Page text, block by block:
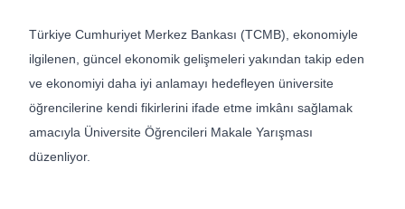
Türkiye Cumhuriyet Merkez Bankası (TCMB), ekonomiyle
ilgilenen, güncel ekonomik gelişmeleri yakından takip eden
ve ekonomiyi daha iyi anlamayı hedefleyen üniversite
öğrencilerine kendi fikirlerini ifade etme imkânı sağlamak
amacıyla Üniversite Öğrencileri Makale Yarışması
düzenliyor.